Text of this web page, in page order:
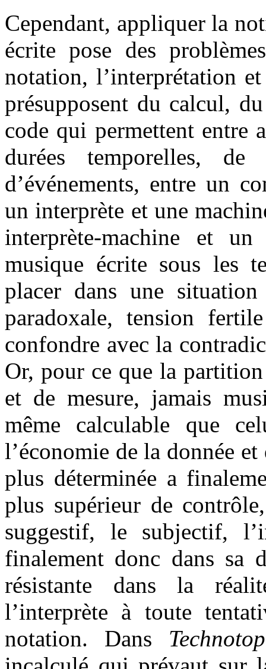
Cependant, appliquer la
écrite pose des
notation, l’interprétation
présupposent du calcul,
code qui permettent entre
durées temporelles, de
d’événements, entre un
un interprète et une
interprète-machine et
musique écrite sous les
placer dans une
paradoxale, tension
confondre avec la
Or, pour ce que la
et de mesure, jamais
même calculable que
l’économie de la donnée
plus déterminée a
plus supérieur de
suggestif, le subjectif,
finalement donc dans sa
résistante dans la
l’interprète à toute
notation. Dans